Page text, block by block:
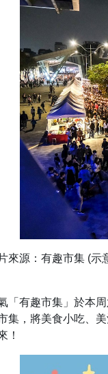
來源：有趣市集 (示
「有趣市集」於本
集，將美食小吃、
！